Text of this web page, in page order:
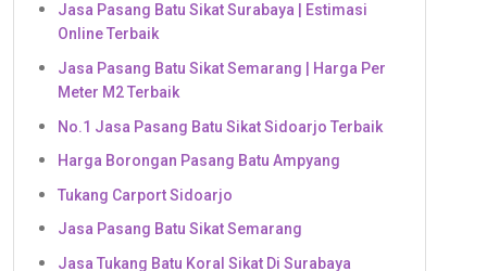
Jasa Pasang Batu Sikat Surabaya | Estimasi
Online Terbaik
Jasa Pasang Batu Sikat Semarang | Harga Per
Meter M2 Terbaik
No.1 Jasa Pasang Batu Sikat Sidoarjo Terbaik
Harga Borongan Pasang Batu Ampyang
Tukang Carport Sidoarjo
Jasa Pasang Batu Sikat Semarang
Jasa Tukang Batu Koral Sikat Di Surabaya